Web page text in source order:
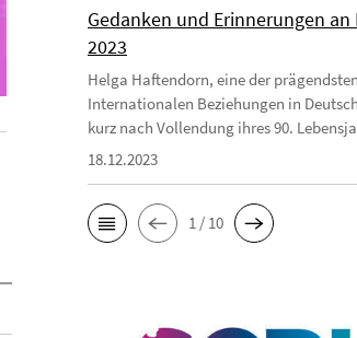
Gedanken und Erinnerungen
2023
Helga Haftendorn, eine der
Internationalen Beziehungen in
kurz nach Vollendung ihres 90.
18.12.2023
1 / 10